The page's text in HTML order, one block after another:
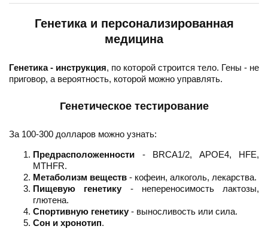
Генетика и персонализированная
медицина
Генетика - инструкция, по которой строится тело. Гены - не
приговор, а вероятность, которой можно управлять.
Генетическое тестирование
За 100-300 долларов можно узнать:
Предрасположенности - BRCA1/2, APOE4, HFE,
MTHFR.
Метаболизм веществ - кофеин, алкоголь, лекарства.
Пищевую генетику - непереносимость лактозы,
глютена.
Спортивную генетику - выносливость или сила.
Сон и хронотип.